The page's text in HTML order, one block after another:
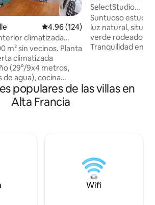
Calificación promedio: 4.96 de
4.96 (124)
climatizada
m² sin vecinos. Planta
climatizada
(29°/9x4 metros,
agua), cocina
equipada, 2
de baño con ducha +
separado, lavadero.
120 M² sin vecinos
barbacoa de gas,
+ jardín (petanca,
SelectStudio
terraza/
Suntuoso estudio
luz natural,
verde rodeado
Tranquilidad en
otro. Cama
calidad, sofá
populares de las villas en
Alta Francia
Wifi